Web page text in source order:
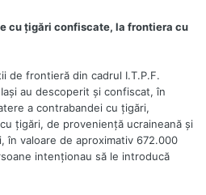
cu ţigări confiscate, la frontiera cu
de frontieră din cadrul I.T.P.F.
au descoperit şi confiscat, în
a contrabandei cu ţigări,
ţigări, de provenienţă ucraineană şi
în valoare de aproximativ 672.000
intenţionau să le introducă